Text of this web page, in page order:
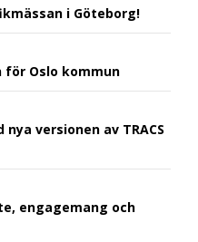
i Göteborg!
för Oslo kommun
versionen av TRACS
engagemang och